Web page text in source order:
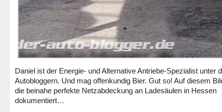
Daniel ist der Energie- und Alternative Antriebe-Spezialist unter
Autobloggern. Und mag offenkundig Bier. Gut so! Auf diesem
die beinahe perfekte Netzabdeckung an Ladesäulen in Hessen
dokumentiert…